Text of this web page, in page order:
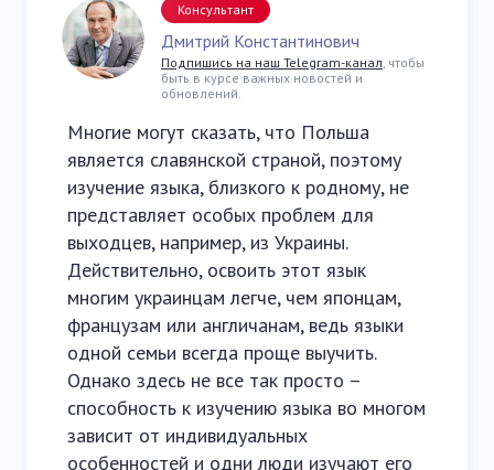
Консультант
Дмитрий Константинович
Подпишись на наш Telegram-канал, чтобы
быть в курсе важных новостей и
обновлений.
Многие могут сказать, что Польша
является славянской страной, поэтому
изучение языка, близкого к родному, не
представляет особых проблем для
выходцев, например, из Украины.
Действительно, освоить этот язык
многим украинцам легче, чем японцам,
французам или англичанам, ведь языки
одной семьи всегда проще выучить.
Однако здесь не все так просто –
способность к изучению языка во многом
зависит от индивидуальных
особенностей и одни люди изучают его